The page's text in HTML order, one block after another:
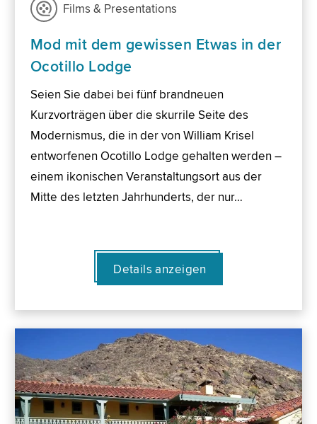
Films & Presentations
Mod mit dem gewissen Etwas in der
Ocotillo Lodge
Seien Sie dabei bei fünf brandneuen
Kurzvorträgen über die skurrile Seite des
Modernismus, die in der von William Krisel
entworfenen Ocotillo Lodge gehalten werden –
einem ikonischen Veranstaltungsort aus der
Mitte des letzten Jahrhunderts, der nur…
Details anzeigen